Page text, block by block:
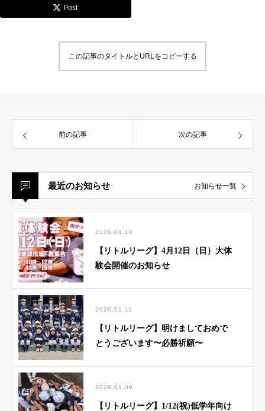
Post
この記事のタイトルとURLをコピーする
前の記事 次の記事
最近のお知らせ お知らせ一覧
2026.04.10
【リトルリーグ】4月12日（日）大体
験会開催のお知らせ
2026.01.11
【リトルリーグ】明けましておめで
とうございます〜必勝祈願〜
2026.01.09
【リトルリーグ】1/12(祝)低学年向け